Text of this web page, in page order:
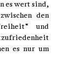
es wert sind,
den
und
es nur um